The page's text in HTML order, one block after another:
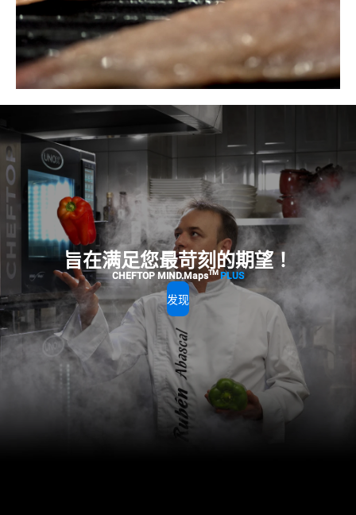
旨在满足您最苛刻的期望！
CHEFTOP MIND.MapsTM PLUS
发现